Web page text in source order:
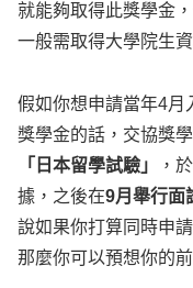
就能夠取得此獎學金
一般需取得大學院生
假如你想申請當年4月
獎學金的話，交協獎
「日本留學試驗」
，於
據，之後在9月舉行面
說如果你打算同時申
那麼你可以預想你的